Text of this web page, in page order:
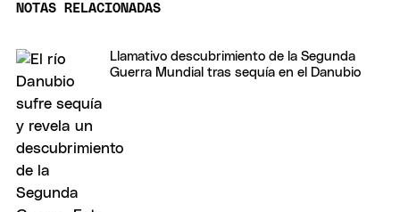
NOTAS RELACIONADAS
Llamativo descubrimiento de la Segunda
Guerra Mundial tras sequía en el Danubio